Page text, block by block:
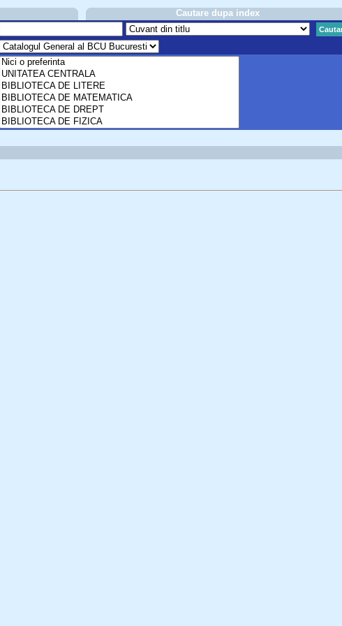
Cautare dupa index